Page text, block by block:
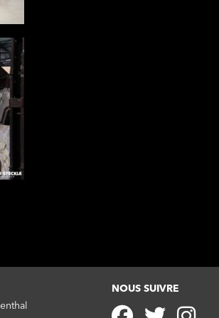
NOUS SUIVRE